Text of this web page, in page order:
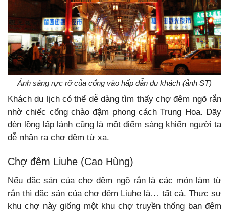
Ánh sáng rực rỡ của cổng vào hấp dẫn du khách (ảnh ST)
Khách du lịch có thể dễ dàng tìm thấy chợ đêm ngõ rắn
nhờ chiếc cổng chào đậm phong cách Trung Hoa. Dãy
đèn lồng lấp lánh cũng là một điểm sáng khiến người ta
dễ nhận ra chợ đêm từ xa.
Chợ đêm Liuhe (Cao Hùng)
Nếu đặc sản của chợ đêm ngõ rắn là các món làm từ
rắn thì đặc sản của chợ đêm Liuhe là… tất cả. Thực sự
khu chợ này giống một khu chợ truyền thống ban đêm